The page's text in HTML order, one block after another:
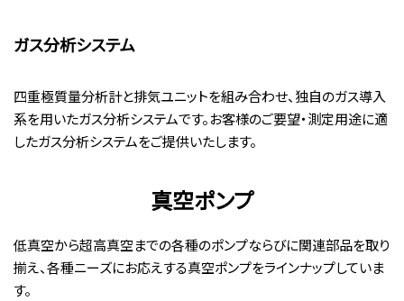
ガス分析システム
四重極質量分析計と排気ユニットを組み合わせ、独自のガス導入
系を用いたガス分析システムです。お客様のご要望・測定用途に適
したガス分析システムをご提供いたします。
真空ポンプ
低真空から超高真空までの各種のポンプならびに関連部品を取り
揃え、各種ニーズにお応えする真空ポンプをラインナップしていま
す。